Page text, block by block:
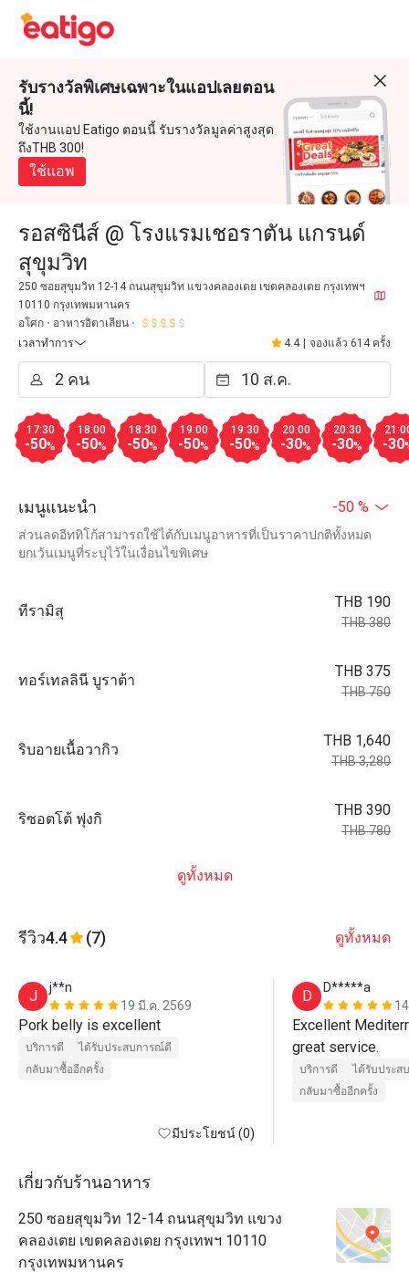
รับรางวัลพิเศษเฉพาะในแอปเลยตอน
นี้!
ใช้งานแอป Eatigo ตอนนี้ รับรางวัลมูลค่าสูงสุด
ถึงTHB 300!
ใช้แอพ
รอสซินีส์ @ โรงแรมเชอราตัน แกรนด์
สุขุมวิท
250 ซอยสุขุมวิท 12-14 ถนนสุขุมวิท แขวงคลองเตย เขตคลองเตย กรุงเทพฯ
10110 กรุงเทพมหานคร
อโศก
อาหารอิตาเลียน
เวลาทำการ
4.4 จองแล้ว 614 ครั้ง
17:30
-50%
18:00
-50%
18:30
-50%
19:00
-50%
19:30
-50%
20:00
-30%
20:30
-30% -30
เมนูแนะนำ -50 %
ส่วนลดอีททิโก้สามารถใช้ได้กับเมนูอาหารที่เป็นราคาปกติทั้งหมด
ยกเว้นเมนูที่ระบุไว้ในเงื่อนไขพิเศษ
ทีรามิสุ
THB 190
THB 380
ทอร์เทลลินี บูราต้า
THB 375
THB 750
ริบอายเนื้อวากิว
THB 1,640
THB 3,280
ริซอตโต้ ฟุงกิ
THB 390
THB 780
ดูทั้งหมด
รีวิว4.4 (7) ดูทั้งหมด
J
j**n
19 มี.ค. 2569
บริการดี
ได้รับประสบการณ์ดี
กลับมาซื้ออีกครั้ง
มีประโยชน์ (0)
D
D*****a
Excellent
great service.
บริการดี
ได้รับประส
กลับมาซื้ออีกครั้ง
เกี่ยวกับร้านอาหาร
250 ซอยสุขุมวิท 12-14 ถนนสุขุมวิท แขวง
คลองเตย เขตคลองเตย กรุงเทพฯ 10110
กรุงเทพมหานคร